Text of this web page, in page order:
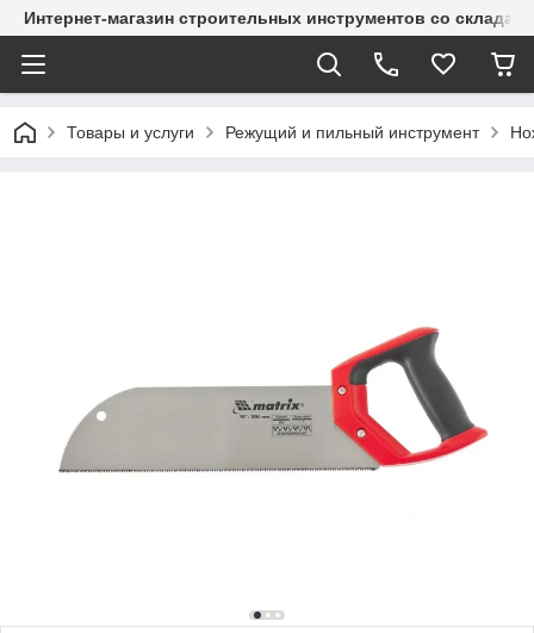
Интернет-магазин строительных инструментов со склада
Товары и услуги Режущий и пильный инструмент